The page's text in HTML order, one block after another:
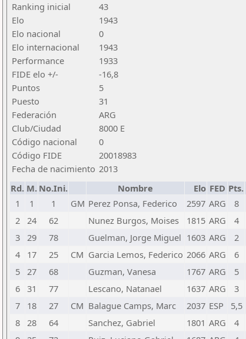
Ranking inicial
43
Elo
1943
Elo nacional
0
Elo internacional
1943
Performance
1933
FIDE elo +/-
-16,8
Puntos
5
Puesto
31
Federación
ARG
Club/Ciudad
8000 E
Código nacional
0
Código FIDE
20018983
Fecha de nacimiento 2013
Rd. M. No.Ini. Nombre Elo FED Pts.
1
1 1 GM Perez Ponsa, Federico 2597 ARG 8
2 24 62 Nunez Burgos, Moises 1815 ARG 4
3 29 78 Guelman, Jorge Miguel 1603 ARG 2
4
17 25 CM Garcia Lemos, Federico 2066 ARG 6
5 27 68 Guzman, Vanesa 1767 ARG 5
6 31 77 Lescano, Natanael 1637 ARG 3
7
18 27 CM Balague Camps, Marc 2037 ESP 5,5
8 28 64 Sanchez, Gabriel 1801 ARG 4